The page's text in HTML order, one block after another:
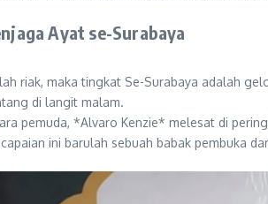
Ayat se-Surabaya
riak, maka tingkat Se-Surabaya adalah
di langit malam.
pemuda, *Alvaro Kenzie* melesat di
ini barulah sebuah babak pembuka